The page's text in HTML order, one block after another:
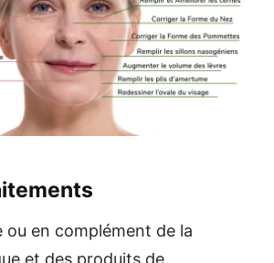
ou en complément de la
et des produits de